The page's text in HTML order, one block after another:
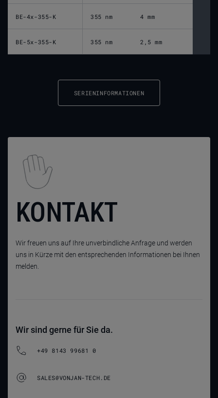
BE-4x-355-K 355 nm 4 mm
BE-5x-355-K 355 nm 2,5 mm
SERIENINFORMATIONEN
KONTAKT
Wir freuen uns auf Ihre unverbindliche Anfrage und werden
uns in Kürze mit den entsprechenden Informationen bei Ihnen
melden.
Wir sind gerne für Sie da.
+49 8143 99681 0
SALES@VONJAN-TECH.DE